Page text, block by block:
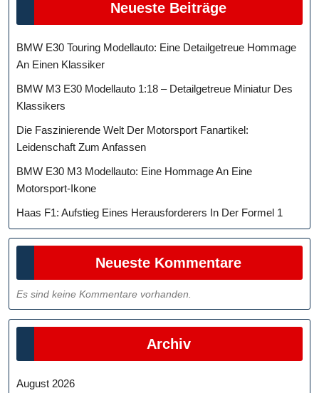
Neueste Beiträge
BMW E30 Touring Modellauto: Eine Detailgetreue Hommage
An Einen Klassiker
BMW M3 E30 Modellauto 1:18 – Detailgetreue Miniatur Des
Klassikers
Die Faszinierende Welt Der Motorsport Fanartikel:
Leidenschaft Zum Anfassen
BMW E30 M3 Modellauto: Eine Hommage An Eine
Motorsport-Ikone
Haas F1: Aufstieg Eines Herausforderers In Der Formel 1
Neueste Kommentare
Es sind keine Kommentare vorhanden.
Archiv
August 2026